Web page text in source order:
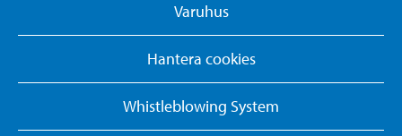
Varuhus
Hantera cookies
Whistleblowing System